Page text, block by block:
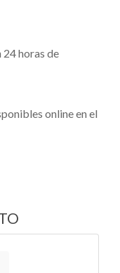
24 horas de
online en el